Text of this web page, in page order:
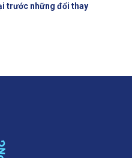
trước những đổi thay